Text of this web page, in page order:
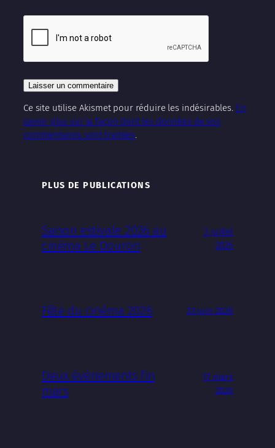
Ce site utilise Akismet pour réduire les indésirables. En
savoir plus sur la façon dont les données de vos
commentaires sont traitées.
PLUS DE PUBLICATIONS
Saison estivale 2026 au
cinéma Le Douron
3 juillet
2026
Fête du cinéma 2026 23 juin 2026
Deux événements fin
mars
17 mars
2026